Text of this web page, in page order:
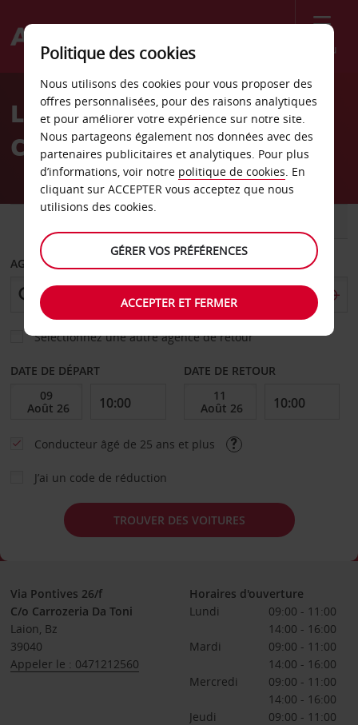
Menu
Welcome
AvisLocation de voiture Santa
Cristina Val Gardena
AGENCE DE DÉPART
Sélectionnez une autre agence de retour
DATE DE DÉPART DATE DE RETOUR
Conducteur âgé de 25 ans et plus
J’ai un code de réduction
TROUVER DES VOITURES
Via Pontives 26/f
C/o Carrozeria Da Toni
Laion, Bz
39040
Appeler le : 0471212560
Horaires d'ouverture
Lundi
09:00 - 11:00
14:00 - 16:00
Mardi
09:00 - 11:00
14:00 - 16:00
Mercredi
09:00 - 11:00
14:00 - 16:00
Jeudi
09:00 - 11:00
Politique des cookies
Nous utilisons des cookies pour vous proposer des
offres personnalisées, pour des raisons analytiques
et pour améliorer votre expérience sur notre site.
Nous partageons également nos données avec des
partenaires publicitaires et analytiques. Pour plus
d’informations, voir notre politique de cookies. En
cliquant sur ACCEPTER vous acceptez que nous
utilisions des cookies.
GÉRER VOS PRÉFÉRENCES
ACCEPTER ET FERMER